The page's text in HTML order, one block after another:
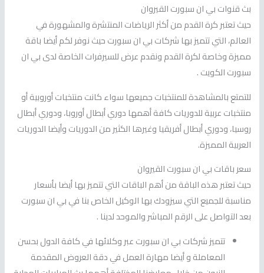
بث قنوات بي ان سبورت القيروان
حيث تعتبر كرة القدم من أكثر الرياضات المنتشرة والمشهورة في
العالم، التي تتميز بها شركات بي ان سبورت حيث نوفر لكم أيضا باقة
مميزة وخاصة لكرة القدم ونقدم عرض للسيرفرات الخاصة لدى بي ان
سبورت الكويت .
للتمتع بالمشاهدة للمنتخبات جميعها سواء كانت منتخبات أوروبية أو
منتخبات عربية للدوريات كافة أهمها دوري أبطال أوروبا، ودوري أبطال
روسيا، ودوري أبطال أفريقيا وغيرها الكثير من الدوريات وأيضا الدوريات
العربية المميزة.
سعر باقات بي ان سبورت القيروان
حيث تعتبر هذه الباقة من أهم الباقات التي تتميز بها أيضا بأسعار
مناسبة للجميع التي سيزودك بها الوكيل الخاص بنا في بي ان سبورت
بعد التواصل على الرقم المباشر والموحد لدينا .
تتميز شركات بي ان سبورت عبر وكلائها في كافة الدول بحسن
المعاملة و أيضا مهارة العمل في دقة العروض المقدمة